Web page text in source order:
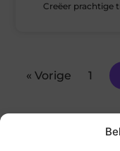
Creëer prachtige
« Vorige 1